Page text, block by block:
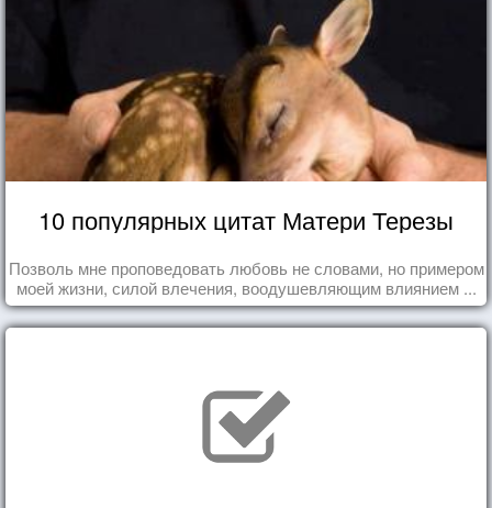
10 популярных цитат Матери Терезы
Позволь мне проповедовать любовь не словами, но примером
моей жизни, силой влечения, воодушевляющим влиянием ...